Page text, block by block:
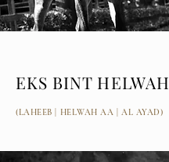
EKS BINT HELWAH
(LAHEEB | HELWAH AA | AL AYAD)